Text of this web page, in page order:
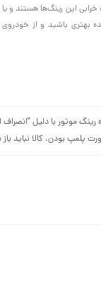
این رینگ‌ها هستند و
بهتری باشید و از
موتور با دلیل "انصراف
پلمپ بودن، کالا نباید